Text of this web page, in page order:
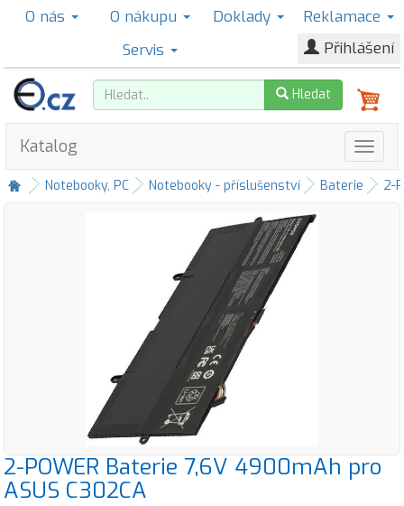
O nás O nákupu Doklady
Reklamace
Servis
Přihlášení
Hledat
Katalog
Notebooky, PC Notebooky - příslušenství Baterie 2-
2-POWER Baterie 7,6V 4900mAh pro
ASUS C302CA